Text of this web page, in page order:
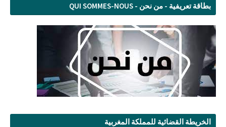
بطاقة تعريفية - من نحن - QUI SOMMES-NOUS
الخريطة القضائية للمملكة المغربية